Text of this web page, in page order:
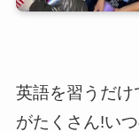
英語を習うだ
がたくさん!い